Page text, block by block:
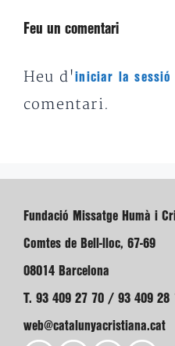
Feu un comentari
Heu d'iniciar la sessió
comentari.
Fundació Missatge Humà i
Comtes de Bell-lloc, 67-69
08014 Barcelona
T. 93 409 27 70 / 93 409 28
web@catalunyacristiana.cat